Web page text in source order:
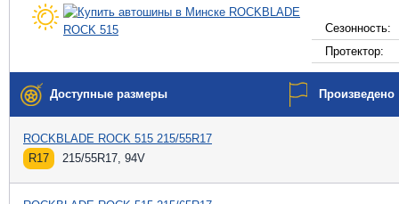
Сезонность:
Протектор:
Доступные размеры Произведено
ROCKBLADE ROCK 515 215/55R17
R17
215/55R17, 94V